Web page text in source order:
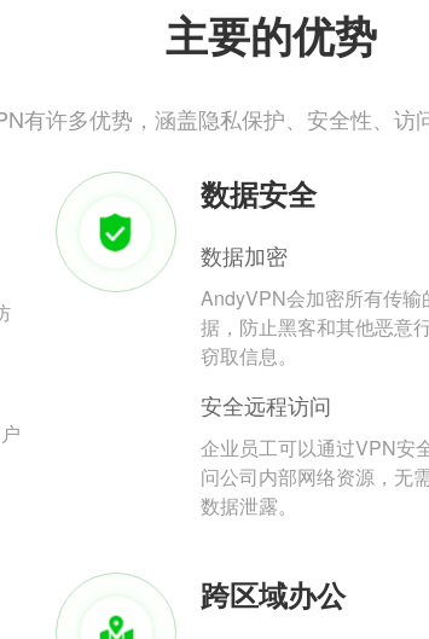
主要的优势
有许多优势，涵盖隐私保护、安全性、访
数据安全
数据加密
AndyVPN会加密所有传输
据，防止黑客和其他恶意
窃取信息。
安全远程访问
企业员工可以通过VPN安
问公司内部网络资源，无
数据泄露。
跨区域办公